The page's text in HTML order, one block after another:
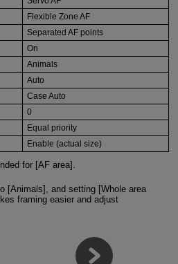
Flexible Zone AF
Separated AF points
On
Animals
Auto
Case Auto
0
Equal priority
Enable (actual size)
for [AF area].
[Animals], and setting [Whole area
framing easier and adjust